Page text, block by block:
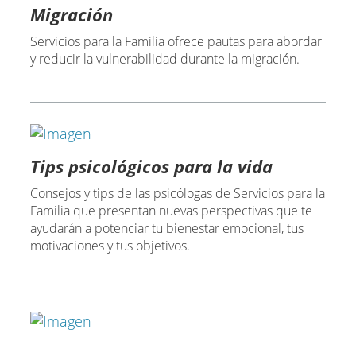
Migración
Servicios para la Familia ofrece pautas para abordar
y reducir la vulnerabilidad durante la migración.
Tips psicológicos para la vida
Consejos y tips de las psicólogas de Servicios para la
Familia que presentan nuevas perspectivas que te
ayudarán a potenciar tu bienestar emocional, tus
motivaciones y tus objetivos.